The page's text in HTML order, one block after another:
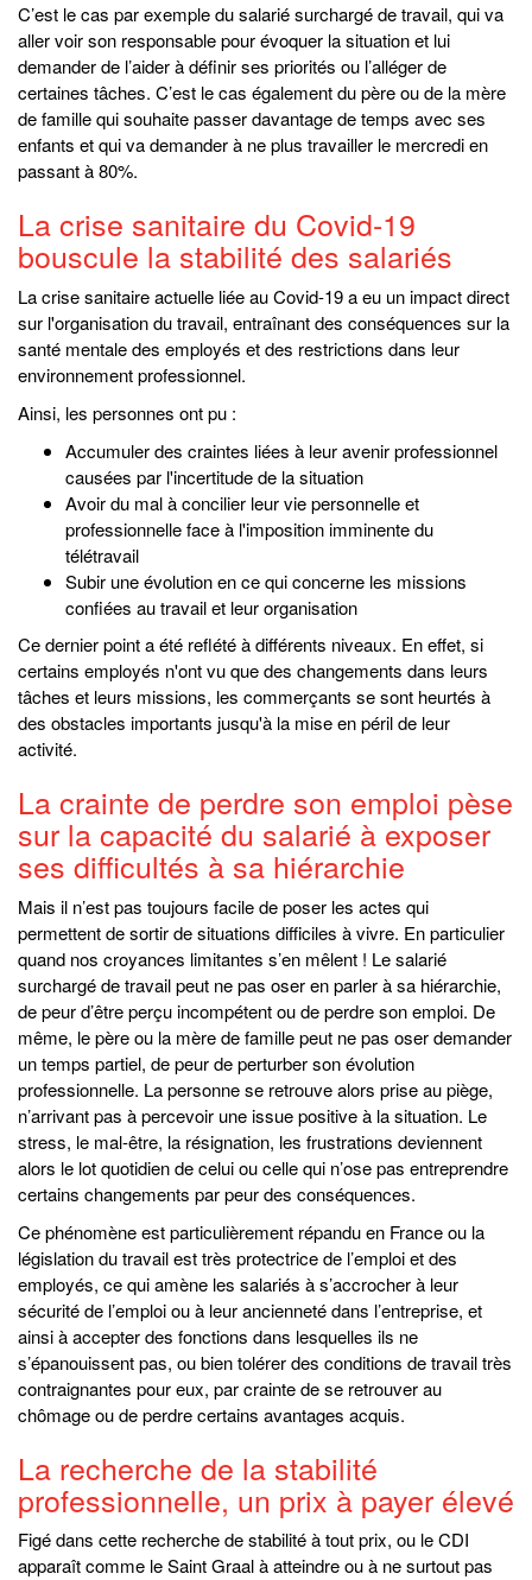
C’est le cas par exemple du salarié surchargé de travail, qui va
aller voir son responsable pour évoquer la situation et lui
demander de l’aider à définir ses priorités ou l’alléger de
certaines tâches. C’est le cas également du père ou de la mère
de famille qui souhaite passer davantage de temps avec ses
enfants et qui va demander à ne plus travailler le mercredi en
passant à 80%.
La crise sanitaire du Covid-19
bouscule la stabilité des salariés
La crise sanitaire actuelle liée au Covid-19 a eu un impact direct
sur l'organisation du travail, entraînant des conséquences sur la
santé mentale des employés et des restrictions dans leur
environnement professionnel.
Ainsi, les personnes ont pu :
Accumuler des craintes liées à leur avenir professionnel
causées par l'incertitude de la situation
Avoir du mal à concilier leur vie personnelle et
professionnelle face à l'imposition imminente du
télétravail
Subir uneévolution en ce qui concerne les missions
confiées au travail et leur organisation
Ce dernier point a été reflété à différents niveaux. En effet, si
certains employés n'ont vu que des changements dans leurs
tâches et leurs missions, les commerçants se sont heurtés à
des obstacles importants jusqu'à la mise en péril de leur
activité.
La crainte de perdre son emploi pèse
sur la capacité du salarié à exposer
ses difficultés à sa hiérarchie
Mais il n’est pas toujours facile de poser les actes qui
permettent de sortir de situations difficiles à vivre. En particulier
quand nos croyances limitantes s’en mêlent ! Le salarié
surchargé de travail peut ne pas oser en parler à sa hiérarchie,
de peur d’être perçu incompétent ou de perdre son emploi. De
même, le père ou la mère de famille peut ne pas oser demander
un temps partiel, de peur de perturber son évolution
professionnelle. La personne se retrouve alors prise au piège,
n’arrivant pas à percevoir une issue positive à la situation. Le
stress, le mal-être, la résignation, les frustrations deviennent
alors le lot quotidien de celui ou celle qui n’ose pas entreprendre
certains changements par peur des conséquences.
Ce phénomène est particulièrement répandu en France ou la
législation du travail est très protectrice de l’emploi et des
employés, ce qui amène les salariés à s’accrocher à leur
sécurité de l’emploi ou à leur ancienneté dans l’entreprise, et
ainsi à accepter des fonctions dans lesquelles ils ne
s’épanouissent pas, ou bien tolérer des conditions de travail très
contraignantes pour eux, par crainte de se retrouver au
chômage ou de perdre certains avantages acquis.
La recherche de la stabilité
professionnelle, un prix à payer élevé
Figé dans cette recherche de stabilité à tout prix, ou le CDI
apparaît comme le Saint Graal à atteindre ou à ne surtout pas